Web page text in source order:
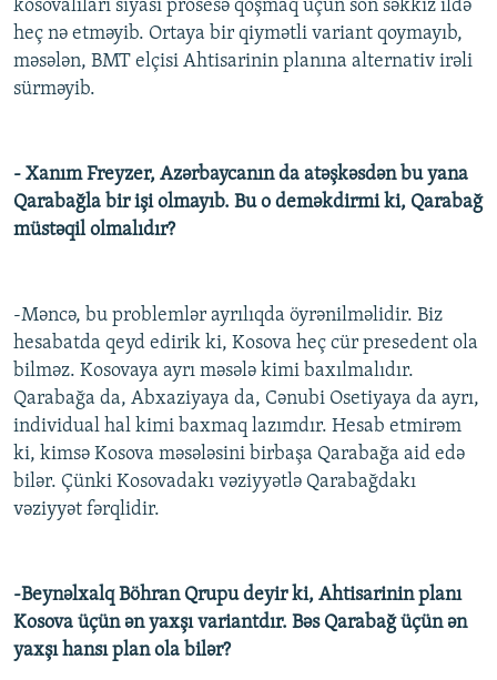
kosovalıları siyasi prosesə qoşmaq üçün son səkkiz ildə
heç nə etməyib. Ortaya bir qiymətli variant qoymayıb,
məsələn, BMT elçisi Ahtisarinin planına alternativ irəli
sürməyib.
- Xanım Freyzer, Azərbaycanın da atəşkəsdən bu yana
Qarabağla bir işi olmayıb. Bu o deməkdirmi ki, Qarabağ
müstəqil olmalıdır?
-Məncə, bu problemlər ayrılıqda öyrənilməlidir. Biz
hesabatda qeyd edirik ki, Kosova heç cür presedent ola
bilməz. Kosovaya ayrı məsələ kimi baxılmalıdır.
Qarabağa da, Abxaziyaya da, Cənubi Osetiyaya da ayrı,
individual hal kimi baxmaq lazımdır. Hesab etmirəm
ki, kimsə Kosova məsələsini birbaşa Qarabağa aid edə
bilər. Çünki Kosovadakı vəziyyətlə Qarabağdakı
vəziyyət fərqlidir.
-Beynəlxalq Böhran Qrupu deyir ki, Ahtisarinin planı
Kosova üçün ən yaxşı variantdır. Bəs Qarabağ üçün ən
yaxşı hansı plan ola bilər?